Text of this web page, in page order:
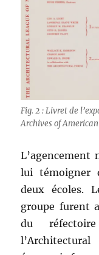
Fig. 2 : Livret de
Archives of
L’agencement
lui témoigner
deux écoles.
groupe furent
du